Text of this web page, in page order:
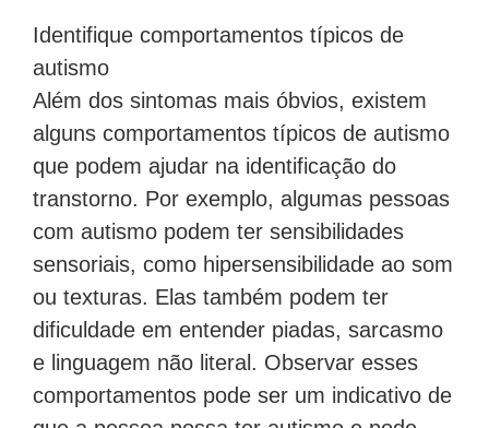
Identifique comportamentos típicos de
autismo
Além dos sintomas mais óbvios, existem
alguns comportamentos típicos de autismo
que podem ajudar na identificação do
transtorno. Por exemplo, algumas pessoas
com autismo podem ter sensibilidades
sensoriais, como hipersensibilidade ao som
ou texturas. Elas também podem ter
dificuldade em entender piadas, sarcasmo
e linguagem não literal. Observar esses
comportamentos pode ser um indicativo de